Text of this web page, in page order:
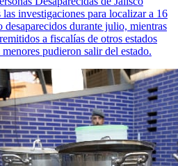
investigaciones para localizar a 16
desaparecidos durante julio, mientras
a fiscalías de otros estados
pudieron salir del estado.